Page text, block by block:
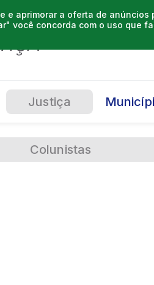
e aprimorar a oferta de anúncios
você concorda com o uso que
Justiça
Colunistas